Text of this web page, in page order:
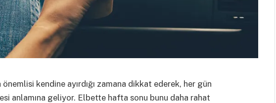
kendine ayırdığı zamana dikkat ederek, her gün
anlamına geliyor. Elbette hafta sonu bunu daha rahat